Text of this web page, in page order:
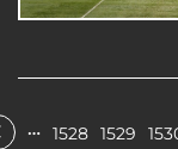
… 1528 1529